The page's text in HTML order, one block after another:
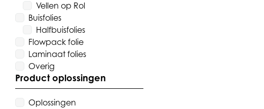
Vellen op Rol
Buisfolies
Halfbuisfolies
Flowpack folie
Laminaat folies
Overig
Product oplossingen
Oplossingen